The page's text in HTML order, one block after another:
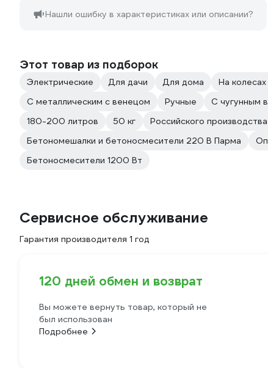
Нашли ошибку в характеристиках или описании?
Этот товар из подборок
Электрические Для дачи Для дома На
С металлическим с венецом
Ручные С чугунным
180-200 литров
50 кг Российского производства
Бетономешалки и бетоносмесители 220 В Парма
Бетоносмесители 1200 Вт
Сервисное обслуживание
Гарантия производителя 1 год
120 дней обмен и возврат
Вы можете вернуть товар, который не
был использован
Подробнее